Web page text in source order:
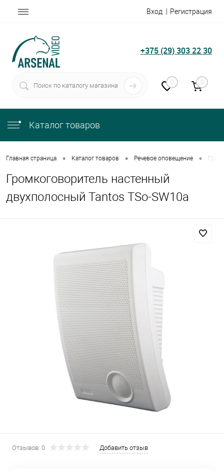
Вход Регистрация
+375 (29) 303 22 30
0 0
Каталог товаров
Главная страница • Каталог товаров • Речевое оповещение •
Громкоговоритель настенный
двухполосный Tantos TSo-SW10a
Отзывов: 0 Добавить отзыв